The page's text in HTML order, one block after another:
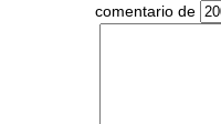
comentario de